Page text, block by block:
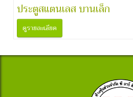
ประตูสแตนเลส บานเล็ก
ดูรายละเอียด